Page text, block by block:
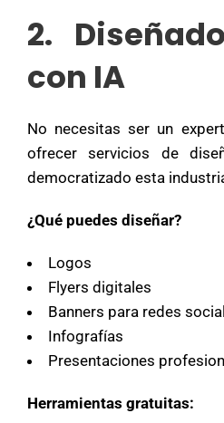
2.
con IA
No necesitas ser un
ofrecer servicios de
democratizado esta
¿Qué puedes diseñar?
Logos
Flyers digitales
Banners para redes
Infografías
Presentaciones
Herramientas gratuitas: